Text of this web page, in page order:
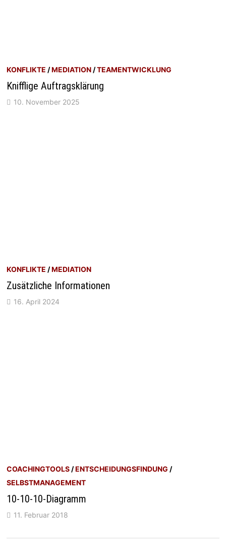
KONFLIKTE /MEDIATION /TEAMENTWICKLUNG
Knifflige Auftragsklärung
10. November 2025
KONFLIKTE /MEDIATION
Zusätzliche Informationen
16. April 2024
COACHINGTOOLS /ENTSCHEIDUNGSFINDUNG /
SELBSTMANAGEMENT
10-10-10-Diagramm
11. Februar 2018